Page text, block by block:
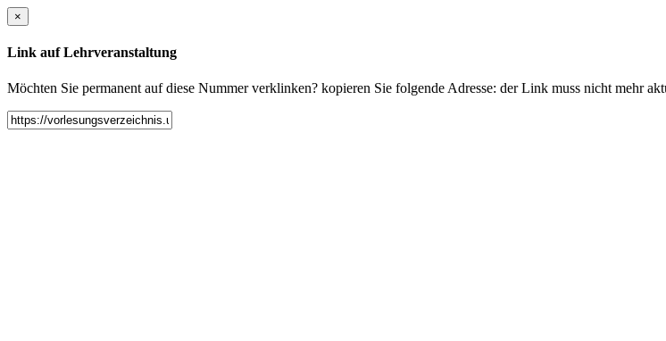
×
Link auf Lehrveranstaltung
Möchten Sie permanent auf diese Nummer verklinken? kopieren Sie folgende Adresse: der Link muss nicht mehr